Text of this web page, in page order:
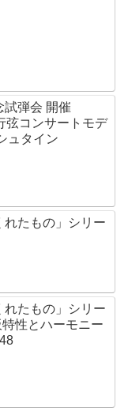
試弾会 開催
弦コンサートモデ
ュタイン
れたもの」シリー
れたもの」シリー
性とハーモニー